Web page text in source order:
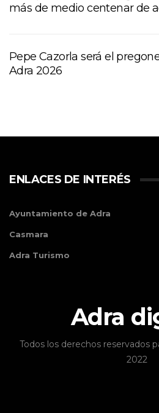
más de medio centenar de
Pepe Cazorla será el
Adra 2026
ENLACES DE INTERÉS
Ayuntamiento de Adra
Casmara
Adra Turismo
Adra
Todos los derechos reservados
2022